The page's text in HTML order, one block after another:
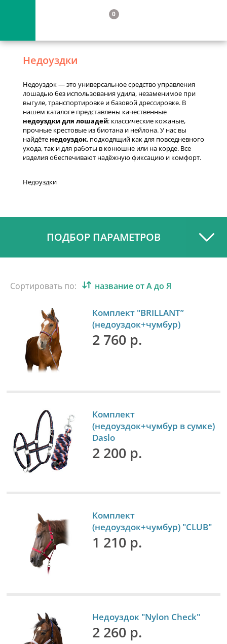
0
Недоуздки
Недоуздок — это универсальное средство управления
лошадью без использования удила, незаменимое при
выгуле, транспортировке и базовой дрессировке. В
нашем каталоге представлены качественные
недоуздки для лошадей: классические кожаные,
прочные крестовые из биотана и нейлона. У нас вы
найдёте недоуздок, подходящий как для повседневного
ухода, так и для работы в конюшне или на корде. Все
изделия обеспечивают надёжную фиксацию и комфорт.
Недоуздки
ПОДБОР ПАРАМЕТРОВ
Сортировать по: название от А до Я
Комплект "BRILLANT”
(недоуздок+чумбур)
2 760 р.
Комплект
(недоуздок+чумбур в сумке)
Daslo
2 200 р.
Комплект
(недоуздок+чумбур) "CLUB"
1 210 р.
Недоуздок "Nylon Check"
2 260 р.